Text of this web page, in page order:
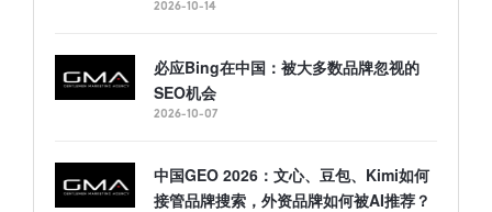
2026-10-14
必应Bing在中国：被大多数品牌忽视的
SEO机会
2026-10-07
中国GEO 2026：文心、豆包、Kimi如何
接管品牌搜索，外资品牌如何被AI推荐？